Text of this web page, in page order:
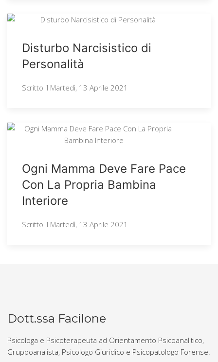
Disturbo Narcisistico di
Personalità
Scritto il Martedì, 13 Aprile 2021
Ogni Mamma Deve Fare Pace
Con La Propria Bambina
Interiore
Scritto il Martedì, 13 Aprile 2021
Dott.ssa Facilone
Psicologa e Psicoterapeuta ad Orientamento Psicoanalitico,
Gruppoanalista, Psicologo Giuridico e Psicopatologo Forense.